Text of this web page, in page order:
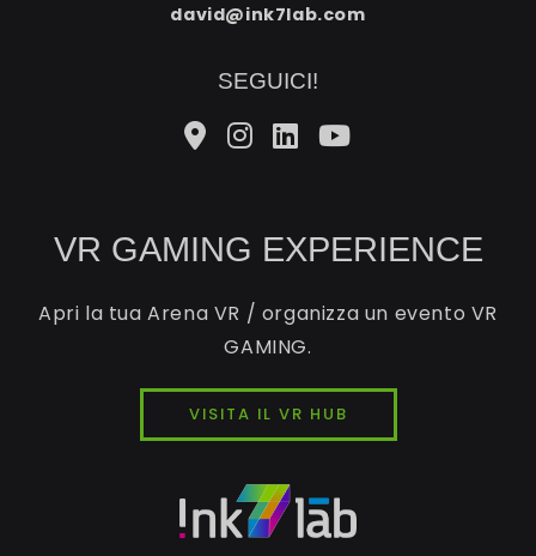
david@ink7lab.com
SEGUICI!
VR GAMING EXPERIENCE
Apri la tua Arena VR / organizza un evento VR
GAMING.
VISITA IL VR HUB